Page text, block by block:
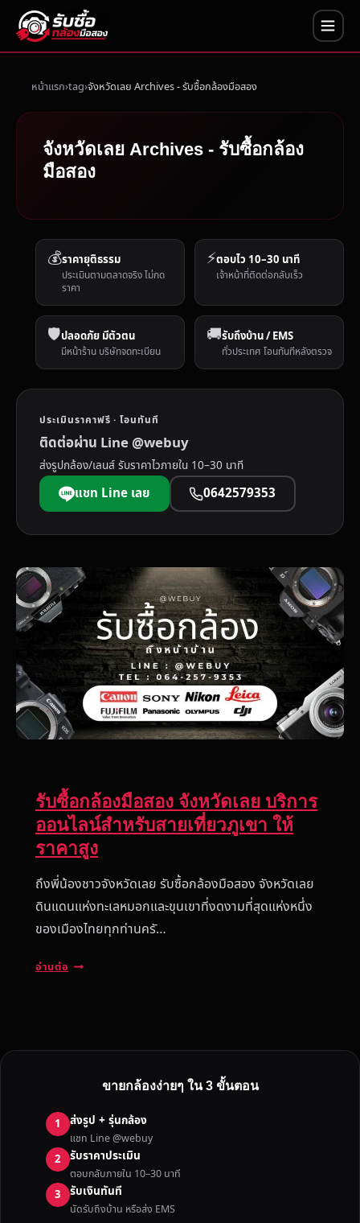
หน้าแรก tag จังหวัดเลย Archives - รับซื้อกล้องมือสอง
จังหวัดเลย Archives - รับซื้อกล้อง
มือสอง
💰ราคายุติธรรม
ประเมินตามตลาดจริง ไม่กด
ราคา
⚡ตอบไว 10–30 นาที
เจ้าหน้าที่ติดต่อกลับเร็ว
🛡️ปลอดภัย มีตัวตน
มีหน้าร้าน บริษัทจดทะเบียน
🚚รับถึงบ้าน / EMS
ทั่วประเทศ โอนทันทีหลังตรวจ
ประเมินราคาฟรี · โอนทันที
ติดต่อผ่าน Line @webuy
ส่งรูปกล้อง/เลนส์ รับราคาไวภายใน 10–30 นาที
แชท Line เลย 0642579353
รับซื้อกล้องมือสอง จังหวัดเลย บริการ
ออนไลน์สำหรับสายเที่ยวภูเขา ให้
ราคาสูง
ถึงพี่น้องชาวจังหวัดเลย รับซื้อกล้องมือสอง จังหวัดเลย
ดินแดนแห่งทะเลหมอกและขุนเขาที่งดงามที่สุดแห่งหนึ่ง
ของเมืองไทยทุกท่านครั…
อ่านต่อ
ล้
มื
อ
ส
อ
ง
จั
ขายกล้องง่ายๆ ใน 3 ขั้นตอน
1 ส่งรูป + รุ่นกล้อง
แชท Line @webuy
2 รับราคาประเมิน
ตอบกลับภายใน 10–30 นาที
3 รับเงินทันที
นัดรับถึงบ้าน หรือส่ง EMS